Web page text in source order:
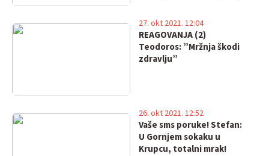
REAGOVANJA (2)
Teodoros: ”Mržnja škodi
zdravlju”
27. okt 2021. 12:04
Vaše sms poruke! Stefan:
U Gornjem sokaku u
Krupcu, totalni mrak!
26. okt 2021. 12:52